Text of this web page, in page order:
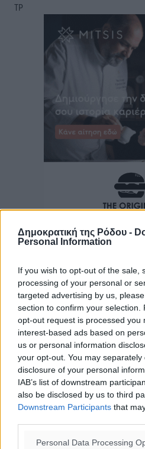
Δημοκρατική της Ρόδου -
Personal Information
If you wish to opt-out of the sale,
processing of your personal or
targeted advertising by us,
section to confirm your selection.
opt-out request is processed you
interest-based ads based on
us or personal information
your opt-out. You may
disclosure of your personal
IAB’s list of downstream
also be disclosed by us to third
Downstream Participants that
Personal Data Processing
ΤΡ